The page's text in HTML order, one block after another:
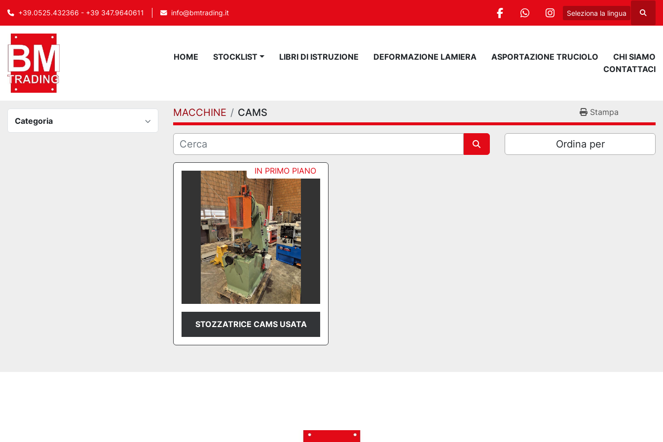
+39.0525.432366 - +39 347.9640611 info@bmtrading.it
facebookwhatsappinstagram
Seleziona la lingua Cerca
HOME STOCKLIST LIBRI DI ISTRUZIONE DEFORMAZIONE LAMIERA ASPORTAZIONE TRUCIOLO
CHI SIAMO
CONTATTACI
Categoria
MACCHINE CAMS Stampa
Ordina per
IN PRIMO PIANO
STOZZATRICE CAMS USATA